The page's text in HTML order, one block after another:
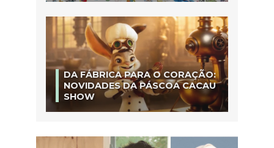
DA FÁBRICA PARA O CORAÇÃO:
NOVIDADES DA PÁSCOA CACAU
SHOW